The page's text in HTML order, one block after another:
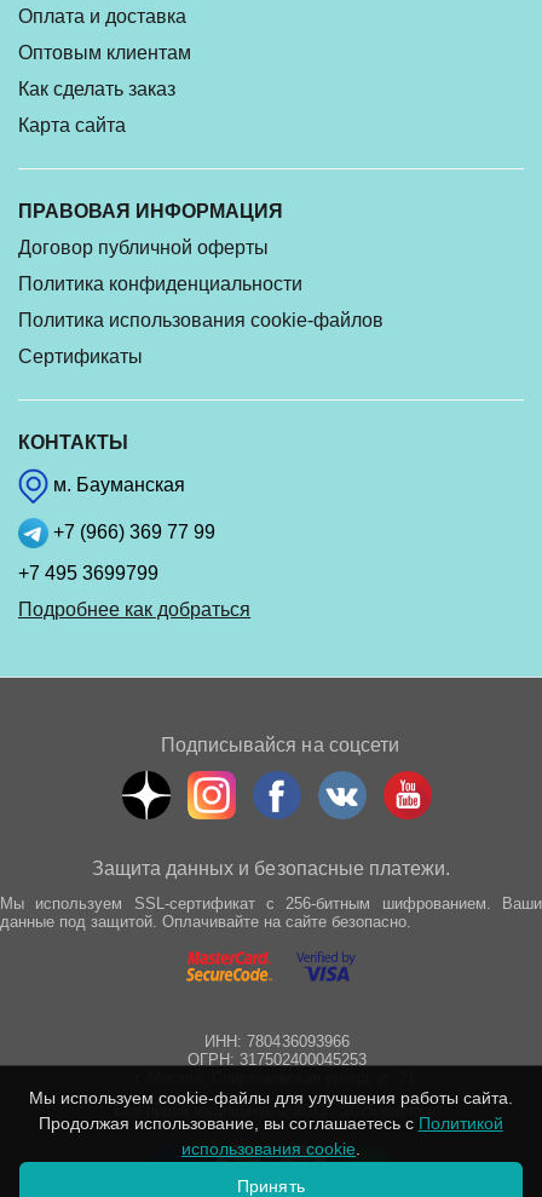
Оплата и доставка
Оптовым клиентам
Как сделать заказ
Карта сайта
ПРАВОВАЯ ИНФОРМАЦИЯ
Договор публичной оферты
Политика конфиденциальности
Политика использования cookie-файлов
Сертификаты
КОНТАКТЫ
м. Бауманская
+7 (966) 369 77 99
+7 495 3699799
Подробнее как добраться
Подписывайся на соцсети
Защита данных и безопасные платежи.
Мы используем SSL-сертификат с 256-битным шифрованием. Ваши
данные под защитой. Оплачивайте на сайте безопасно.
ИНН: 780436093966
ОГРН: 317502400045253
Все права защищены © 2012 - 2025 wepro.ru
Мы используем cookie-файлы для улучшения работы сайта.
Продолжая использование, вы соглашаетесь с Политикой
использования cookie
Принять